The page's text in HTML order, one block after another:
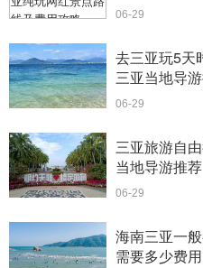
06-29
去三亚玩5天
三亚当地导
06-29
三亚旅游自
当地导游推荐
06-29
海南三亚一
需要多少费